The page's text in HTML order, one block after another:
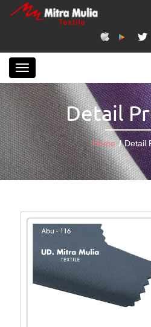
Toggle
navigation
Detail
Home / Detail